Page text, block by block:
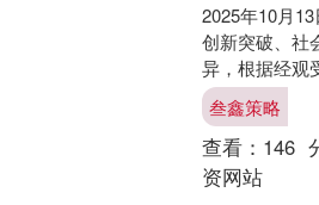
2025年10月13
创新突破、社
异，根据经观
估，入围《经
度受尊敬企....
叁鑫策略
查看： 146
资网站